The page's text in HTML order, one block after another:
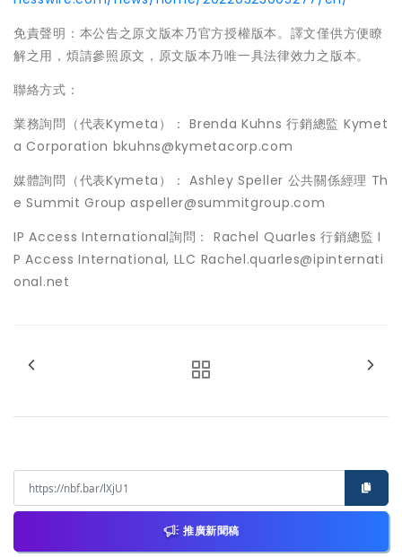
免責聲明：本公告之原文版本乃官方授權版本。譯文僅供方便瞭
解之用，煩請參照原文，原文版本乃唯一具法律效力之版本。
聯絡方式：
業務詢問（代表Kymeta）： Brenda Kuhns 行銷總監 Kymet
a Corporation bkuhns@kymetacorp.com
媒體詢問（代表Kymeta）： Ashley Speller 公共關係經理 Th
e Summit Group aspeller@summitgroup.com
IP Access International詢問： Rachel Quarles 行銷總監 I
P Access International, LLC Rachel.quarles@ipinternati
onal.net
推廣新聞稿